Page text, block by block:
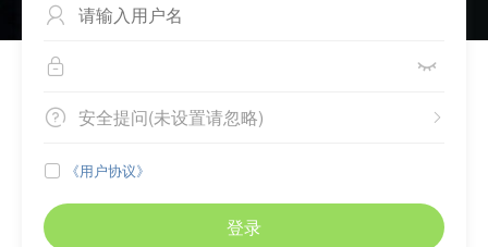

 
 
安全提问(未设置请忽略)
 《用户协议》
登录